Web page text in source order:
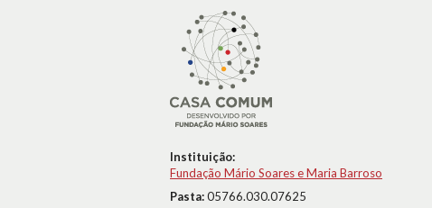
Instituição:
Fundação Mário Soares e Maria Barroso
Pasta:05766.030.07625